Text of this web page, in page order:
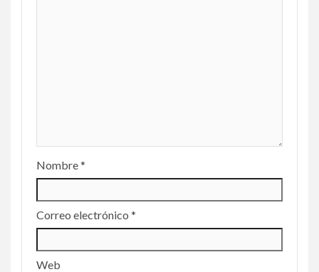
Nombre*
Correo electrónico *
Web